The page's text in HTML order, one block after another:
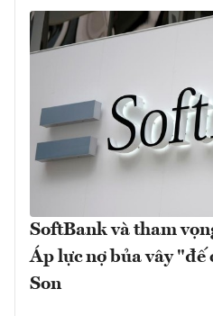
SoftBank và tham
Áp lực nợ bủa vây "đế
Son